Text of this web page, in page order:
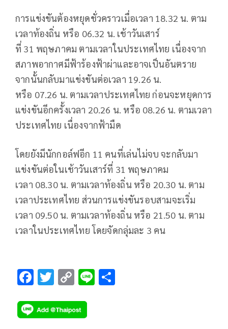
การแข่งขันต้องหยุดชั่วคราวเมื่อเวลา 18.32 น. ตาม
เวลาท้องถิ่น หรือ 06.32 น. เช้าวันเสาร์
ที่ 31 พฤษภาคม ตามเวลาในประเทศไทย เนื่องจาก
สภาพอากาศมีฟ้าร้องฟ้าผ่าและอาจเป็นอันตราย
จากนั้นกลับมาแข่งขันต่อเวลา 19.26 น.
หรือ 07.26 น. ตามเวลาประเทศไทย ก่อนจะหยุดการ
แข่งขันอีกครั้งเวลา 20.26 น. หรือ 08.26 น. ตามเวลา
ประเทศไทย เนื่องจากฟ้ามืด
โดยยังมีนักกอล์ฟอีก 11 คนที่เล่นไม่จบ จะกลับมา
แข่งขันต่อในเช้าวันเสาร์ที่ 31 พฤษภาคม
เวลา 08.30 น. ตามเวลาท้องถิ่น หรือ 20.30 น. ตาม
เวลาประเทศไทย ส่วนการแข่งขันรอบสามจะเริ่ม
เวลา 09.50 น. ตามเวลาท้องถิ่น หรือ 21.50 น. ตาม
เวลาในประเทศไทย โดยจัดกลุ่มละ 3 คน
F
e
T
tt
C
p
Li